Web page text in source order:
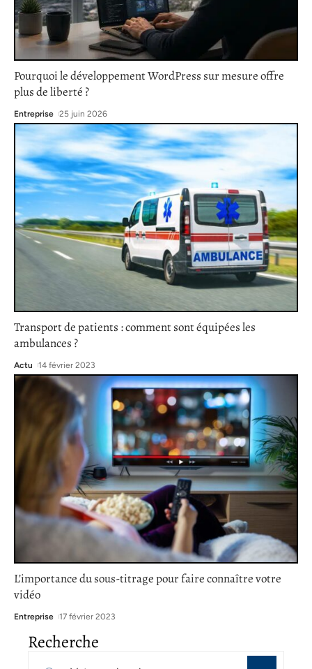
Pourquoi le développement WordPress sur mesure offre
plus de liberté ?
Entreprise 25 juin 2026
Transport de patients : comment sont équipées les
ambulances ?
Actu 14 février 2023
L’importance du sous-titrage pour faire connaître votre
vidéo
Entreprise 17 février 2023
Recherche